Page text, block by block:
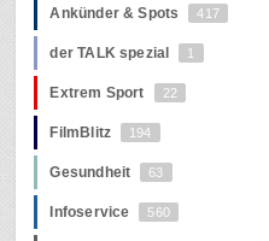
Ankünder & Spots 417
der TALK spezial 1
Extrem Sport 22
FilmBlitz 194
Gesundheit 63
Infoservice 560